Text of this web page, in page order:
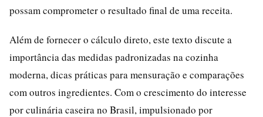
possam comprometer o resultado final de uma receita.
Além de fornecer o cálculo direto, este texto discute a
importância das medidas padronizadas na cozinha
moderna, dicas práticas para mensuração e comparações
com outros ingredientes. Com o crescimento do interesse
por culinária caseira no Brasil, impulsionado por